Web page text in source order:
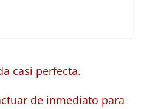
casi perfecta.
de inmediato para